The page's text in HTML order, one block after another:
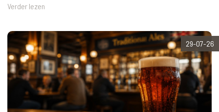
Verder lezen
29-07-26